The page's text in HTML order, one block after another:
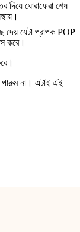
দিয়ে ঘোরাফেরা শেষ
দেয় যেটা প্রাপক POP
করে।
পারুম না। এটাই এই